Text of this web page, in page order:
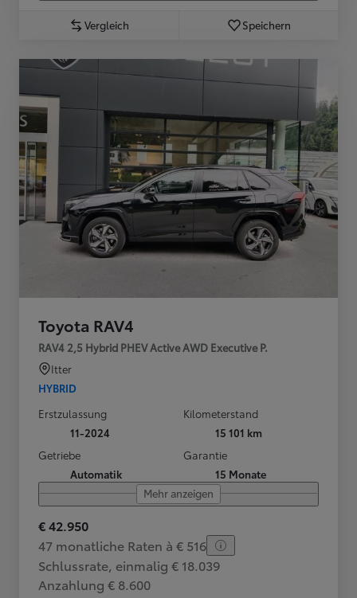
Vergleich Speichern
Toyota RAV4
RAV4 2,5 Hybrid PHEV Active AWD Executive P.
Itter
HYBRID
Erstzulassung
11-2024
Kilometerstand
15 101 km
Getriebe
Automatik
Garantie
15 Monate
Mehr anzeigen
€ 42.950
47 monatliche Raten à € 516
Schlussrate, einmalig € 18.039
Anzahlung € 8.600